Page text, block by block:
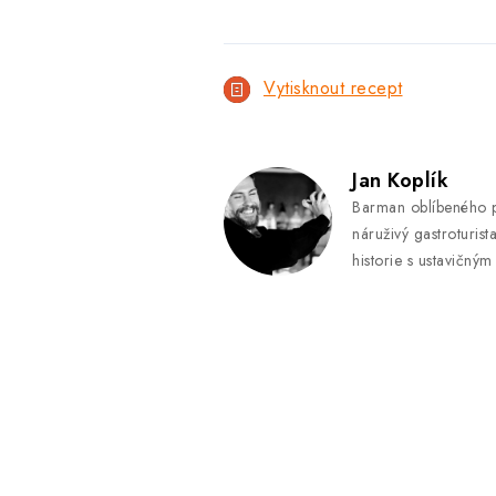
Vytisknout recept
Jan Koplík
Barman oblíbeného
náruživý
historie s